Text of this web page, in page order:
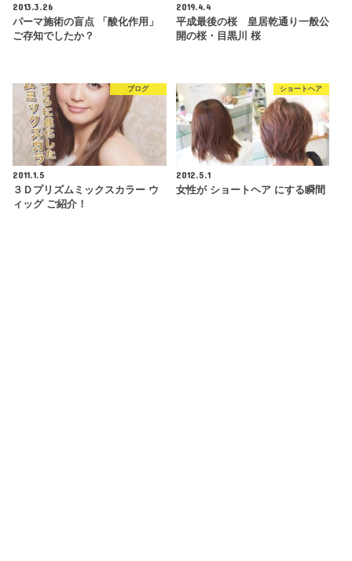
2013.3.26
パーマ施術の盲点 「酸化作用」
ご存知でしたか？
2019.4.4
平成最後の桜 皇居乾通り一般公
開の桜・目黒川 桜
ブログ
2011.1.5
３Ｄプリズムミックスカラー ウ
ィッグ ご紹介！
ショートヘア
2012.5.1
女性が ショートヘア にする瞬間